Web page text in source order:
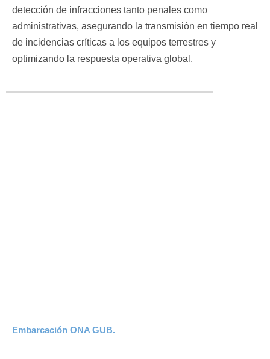
detección de infracciones tanto penales como
administrativas, asegurando la transmisión en tiempo real
de incidencias críticas a los equipos terrestres y
optimizando la respuesta operativa global.
Embarcación ONA GUB.